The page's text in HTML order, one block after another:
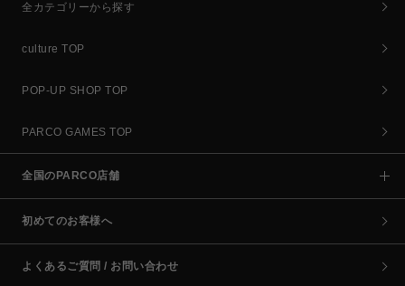
全カテゴリーから探す
culture TOP
POP-UP SHOP TOP
PARCO GAMES TOP
全国のPARCO店舗
初めてのお客様へ
よくあるご質問 / お問い合わせ